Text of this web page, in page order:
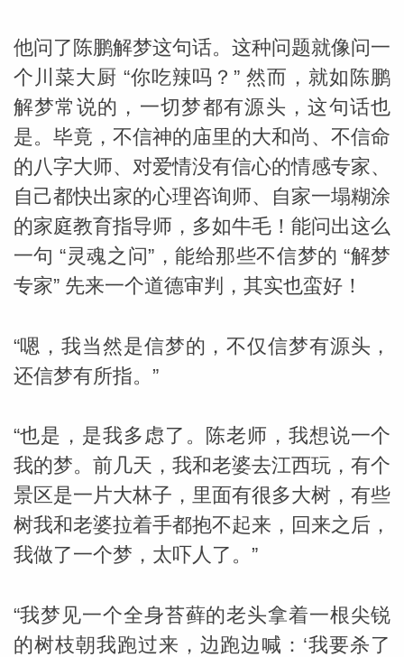
婆星座 航
他问了陈鹏解梦这句话。这种问题就像问一
个川菜大厨 “你吃辣吗？” 然而，就如陈鹏
解梦常说的，一切梦都有源头，这句话也
是。毕竟，不信神的庙里的大和尚、不信命
的八字大师、对爱情没有信心的情感专家、
自己都快出家的心理咨询师、自家一塌糊涂
的家庭教育指导师，多如牛毛！能问出这么
一句 “灵魂之问”，能给那些不信梦的 “解梦
专家” 先来一个道德审判，其实也蛮好！
“嗯，我当然是信梦的，不仅信梦有源头，
还信梦有所指。”
“也是，是我多虑了。陈老师，我想说一个
我的梦。前几天，我和老婆去江西玩，有个
景区是一片大林子，里面有很多大树，有些
树我和老婆拉着手都抱不起来，回来之后，
我做了一个梦，太吓人了。”
“我梦见一个全身苔藓的老头拿着一根尖锐
的树枝朝我跑过来，边跑边喊：‘我要杀了